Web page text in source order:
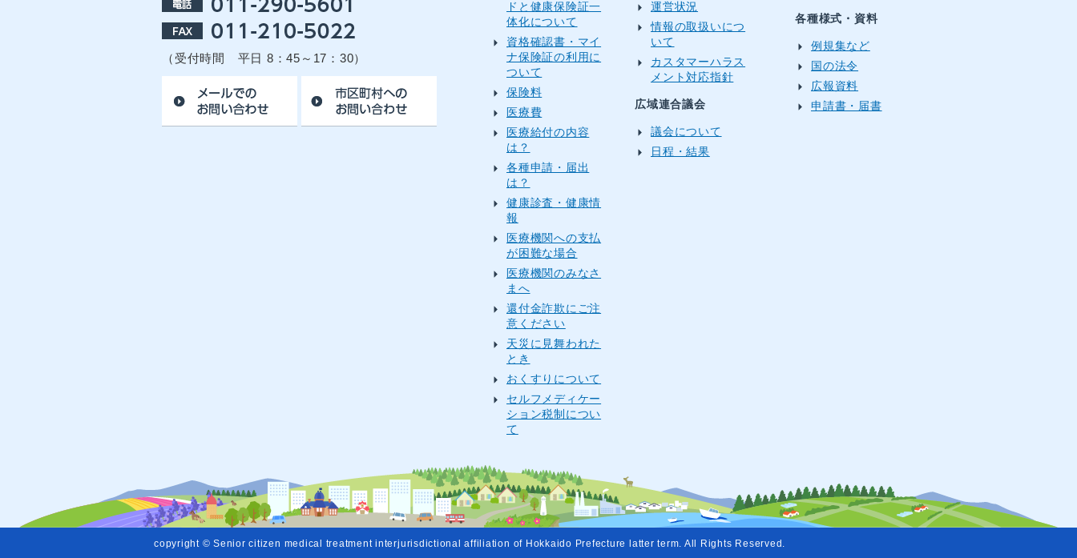
（受付時間 平日 8：45～17：30）
ドと健康保険証一
体化について
資格確認書・マイ
ナ保険証の利用に
ついて
保険料
医療費
医療給付の内容
は？
各種申請・届出
は？
健康診査・健康情
報
医療機関への支払
が困難な場合
医療機関のみなさ
まへ
還付金詐欺にご注
意ください
天災に見舞われた
とき
おくすりについて
セルフメディケー
ション税制につい
て
運営状況
情報の取扱いにつ
いて
カスタマーハラス
メント対応指針
広域連合議会
議会について
日程・結果
各種様式・資料
例規集など
国の法令
広報資料
申請書・届書
copyright © Senior citizen medical treatment interjurisdictional affiliation of Hokkaido Prefecture latter term. All Rights Reserved.